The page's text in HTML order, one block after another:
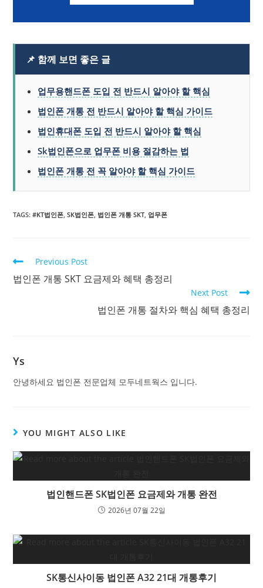
📌 함께 보면 좋은 글
업무용핸드폰 도입 전 반드시 알아야 할 핵심
법인폰 개통 전 반드시 알아야 할 핵심 가이드
법인휴대폰 도입 전 반드시 알아야 할 핵심
Sk법인폰으로 업무폰 비용 절감하는 법
법인폰 개통 전 꼭 알아야 할 핵심 가이드
TAGS:#KT법인폰, SK법인폰, 법인폰 개통 SKT, 업무폰
Previous Post
법인폰 개통 SKT 요금제와 혜택 총정리
Next Post
법인폰 개통 절차와 핵심 혜택 총정리
Ys
안녕하세요 법인폰 전문업체 모두네트웍스 입니다.
YOU MIGHT ALSO LIKE
법인핸드폰 SK법인폰 요금제와 개통 완전
2026년 07월 22일
SK통신사이동 법인폰 A32 21대 개통후기